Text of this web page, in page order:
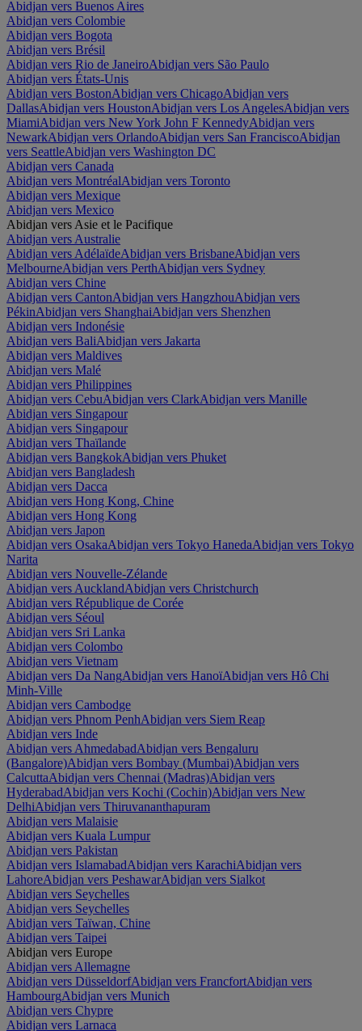
Abidjan vers Buenos Aires
Abidjan vers Colombie
Abidjan vers Bogota
Abidjan vers Brésil
Abidjan vers Rio de JaneiroAbidjan vers São Paulo
Abidjan vers États-Unis
Abidjan vers BostonAbidjan vers ChicagoAbidjan vers
DallasAbidjan vers HoustonAbidjan vers Los AngelesAbidjan vers
MiamiAbidjan vers New York John F KennedyAbidjan vers
NewarkAbidjan vers OrlandoAbidjan vers San FranciscoAbidjan
vers SeattleAbidjan vers Washington DC
Abidjan vers Canada
Abidjan vers MontréalAbidjan vers Toronto
Abidjan vers Mexique
Abidjan vers Mexico
Abidjan vers Asie et le Pacifique
Abidjan vers Australie
Abidjan vers AdélaïdeAbidjan vers BrisbaneAbidjan vers
MelbourneAbidjan vers PerthAbidjan vers Sydney
Abidjan vers Chine
Abidjan vers CantonAbidjan vers HangzhouAbidjan vers
PékinAbidjan vers ShanghaiAbidjan vers Shenzhen
Abidjan vers Indonésie
Abidjan vers BaliAbidjan vers Jakarta
Abidjan vers Maldives
Abidjan vers Malé
Abidjan vers Philippines
Abidjan vers CebuAbidjan vers ClarkAbidjan vers Manille
Abidjan vers Singapour
Abidjan vers Singapour
Abidjan vers Thaïlande
Abidjan vers BangkokAbidjan vers Phuket
Abidjan vers Bangladesh
Abidjan vers Dacca
Abidjan vers Hong Kong, Chine
Abidjan vers Hong Kong
Abidjan vers Japon
Abidjan vers OsakaAbidjan vers Tokyo HanedaAbidjan vers Tokyo
Narita
Abidjan vers Nouvelle-Zélande
Abidjan vers AucklandAbidjan vers Christchurch
Abidjan vers République de Corée
Abidjan vers Séoul
Abidjan vers Sri Lanka
Abidjan vers Colombo
Abidjan vers Vietnam
Abidjan vers Da NangAbidjan vers HanoïAbidjan vers Hô Chi
Minh-Ville
Abidjan vers Cambodge
Abidjan vers Phnom PenhAbidjan vers Siem Reap
Abidjan vers Inde
Abidjan vers AhmedabadAbidjan vers Bengaluru
(Bangalore)Abidjan vers Bombay (Mumbai)Abidjan vers
CalcuttaAbidjan vers Chennai (Madras)Abidjan vers
HyderabadAbidjan vers Kochi (Cochin)Abidjan vers New
DelhiAbidjan vers Thiruvananthapuram
Abidjan vers Malaisie
Abidjan vers Kuala Lumpur
Abidjan vers Pakistan
Abidjan vers IslamabadAbidjan vers KarachiAbidjan vers
LahoreAbidjan vers PeshawarAbidjan vers Sialkot
Abidjan vers Seychelles
Abidjan vers Seychelles
Abidjan vers Taïwan, Chine
Abidjan vers Taipei
Abidjan vers Europe
Abidjan vers Allemagne
Abidjan vers DüsseldorfAbidjan vers FrancfortAbidjan vers
HambourgAbidjan vers Munich
Abidjan vers Chypre
Abidjan vers Larnaca